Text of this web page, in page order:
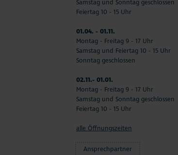
Samstag und Sonntag geschlossen
Feiertag 10 - 15 Uhr
01.04. - 01.11.
Montag - Freitag 9 - 17 Uhr
Samstag und Feiertag 10 - 15 Uhr
Sonntag geschlossen
02.11.- 01.01.
Montag - Freitag 9 - 17 Uhr
Samstag und Sonntag geschlossen
Feiertag 10 - 15 Uhr
alle Öffnungszeiten
Ansprechpartner